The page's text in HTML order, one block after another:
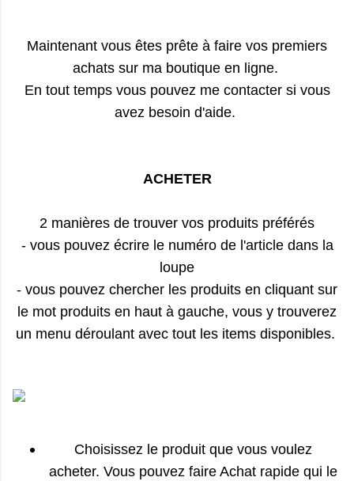
Maintenant vous êtes prête à faire vos premiers
achats sur ma boutique en ligne.
En tout temps vous pouvez me contacter si vous
avez besoin d'aide.
ACHETER
2 manières de trouver vos produits préférés
- vous pouvez écrire le numéro de l'article dans la
loupe
- vous pouvez chercher les produits en cliquant sur
le mot produits en haut à gauche, vous y trouverez
un menu déroulant avec tout les items disponibles.
Choisissez le produit que vous voulez
acheter. Vous pouvez faire Achat rapide qui le